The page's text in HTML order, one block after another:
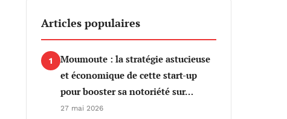
Articles populaires
1
Moumoute : la stratégie astucieuse
et économique de cette start-up
pour booster sa notoriété sur…
27 mai 2026